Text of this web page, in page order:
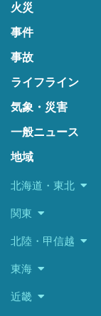
火災
事件
事故
ライフライン
気象・災害
一般ニュース
地域
北海道・東北
関東
北陸・甲信越
東海
近畿